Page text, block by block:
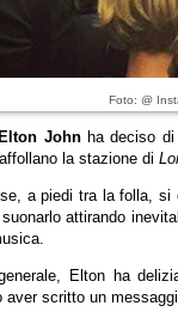
Foto: @
Johnha deciso di
la stazione di
a piedi tra la folla,
attirando
Elton ha
aver scritto un